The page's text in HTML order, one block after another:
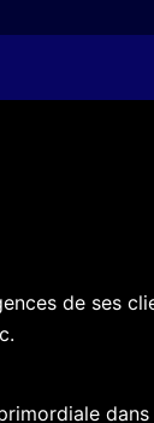
de ses